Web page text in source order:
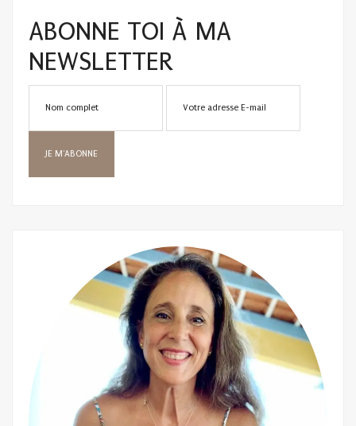
ABONNE TOI À MA
NEWSLETTER